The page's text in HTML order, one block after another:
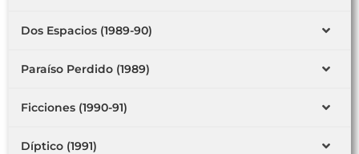
Dos Espacios (1989-90)
Paraíso Perdido (1989)
Ficciones (1990-91)
Díptico (1991)